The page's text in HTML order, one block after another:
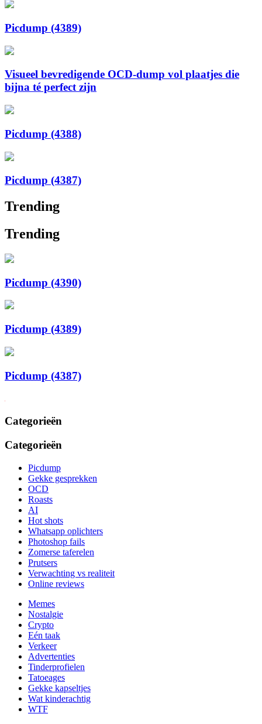
Picdump (4389)
Visueel bevredigende OCD-dump vol plaatjes die
bijna té perfect zijn
Picdump (4388)
Picdump (4387)
Trending
Trending
Picdump (4390)
Picdump (4389)
Picdump (4387)
Categorieën
Categorieën
Picdump
Gekke gesprekken
OCD
Roasts
AI
Hot shots
Whatsapp oplichters
Photoshop fails
Zomerse taferelen
Prutsers
Verwachting vs realiteit
Online reviews
Memes
Nostalgie
Crypto
Eén taak
Verkeer
Advertenties
Tinderprofielen
Tatoeages
Gekke kapseltjes
Wat kinderachtig
WTF